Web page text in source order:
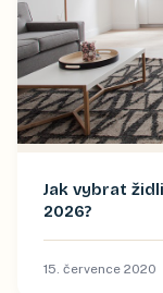
Jak vybrat
2026?
15. července 2020